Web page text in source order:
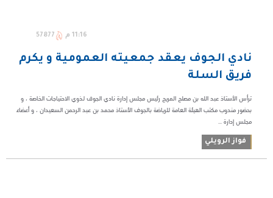
11:16 م 57877
نادي الجوف يعقد جمعيته العمومية و يكرم
فريق السلة
ترأس الأستاذ عبد الله بن مصلح المريح رئيس مجلس إدارة نادي الجوف لذوي الاحتياجات الخاصة ، و
بحضور مندوب مكتب الهيئة العامة للرياضة بالجوف الأستاذ محمد بن عبد الرحمن السعيدان ، و أعضاء
مجلس إدارة ...
فواز الرويلي